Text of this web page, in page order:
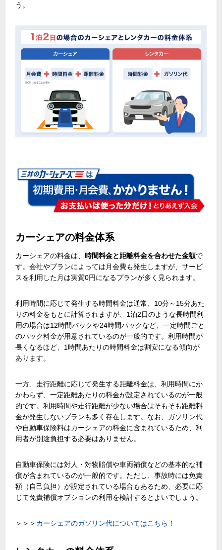
う。
カーシェアの料金体系
カーシェアの料金は、 時間料金と距離料金を合わせた金額で
す。会社やプランによっては月会費も発生しますが、サービ
スを利用した月は実質0円になるプランが多く見られます。
利用時間に応じて発生する時間料金は通常、 10分～ 15分あた
りの料金をもとに計算されますが、 1泊2日のような長時間利
用の場合は12時間パックや24時間パックなど、一定時間ごと
のパック料金が用意されているのが一般的です。利用時間が
長くなるほど、 1時間あたりの時間料金は割安になる傾向が
あります。
一方、走行距離に応じて発生する距離料金は、利用時間にか
かわらず、一定距離あたりの料金が設定されているのが一般
的です。利用時間や走行距離が少ない場合はそもそも距離料
金が発生しないプランも多く存在します。なお、ガソリン代
や自動車保険料はカーシェアの料金に含まれているため、利
用者が別途負担する必要はありません。
自動車保険には対人・対物賠償や車両補償などの基本的な補
償が含まれているのが一般的です。ただし、事故時には免責
額（自己負担）が設定されている場合もあるため、必要に応
じて免責補償オプションの利用を検討するとよいでしょう。
＞＞＞ カーシェアのガソリン代についてはこちら！